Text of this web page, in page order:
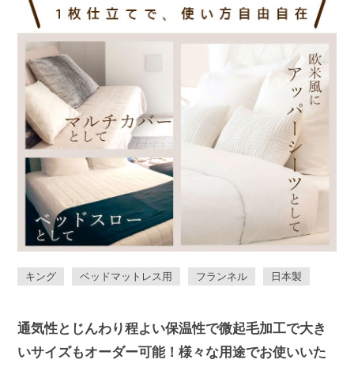
キング ベッドマットレス用 フランネル 日本製
通気性とじんわり程よい保温性で微起毛加工で大き
いサイズもオーダー可能！様々な用途でお使いいた